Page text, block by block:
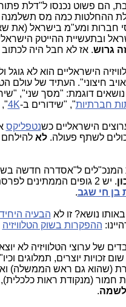
הם פשוט נכנסו ל"דלת
ההחלטות כמה מס תשלמנה
חברות ומע"מ בישראל (את
ובתעשיית ההייטק
גרוש. אז לא חבל היה לכתוב
הישראליים הוא לא
חיצוני". העתיד של עולם
חברתיות", "שידורים ב-4K
הישראליים כשנטפליקס
לשתף פעולה.לא
ל"אסדרה חדשה
. יש 2 גופים הממתינים לפרסם ודי בקרוב את המלצותיהם לרגולציה חדשה על האינטרנט:
בן חי שגב.
נושא? זו לא הבעיה
ההפקרות בשוק הטלוויזיה
זכויות יוצרים, תמלוגים
(שהוא גם ראש הממשלה)
חמור (מנקודת ראות
לשמה.